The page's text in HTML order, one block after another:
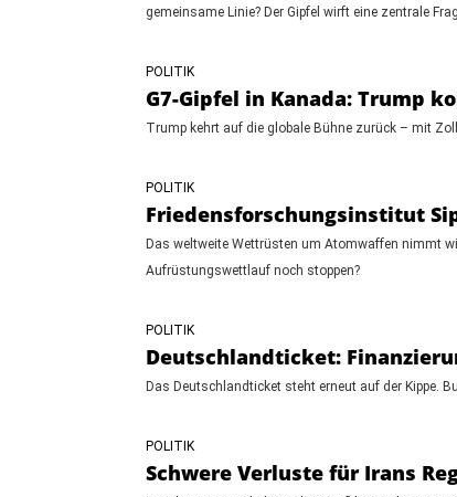
gemeinsame Linie? Der Gipfel wirft eine zentrale
POLITIK
G7-Gipfel in Kanada: Trump
Trump kehrt auf die globale Bühne zurück – mit
POLITIK
Friedensforschungsinstitut
Das weltweite Wettrüsten um Atomwaffen nimmt
Aufrüstungswettlauf noch stoppen?
POLITIK
Deutschlandticket:
Das Deutschlandticket steht erneut auf der Kippe.
POLITIK
Schwere Verluste für Irans